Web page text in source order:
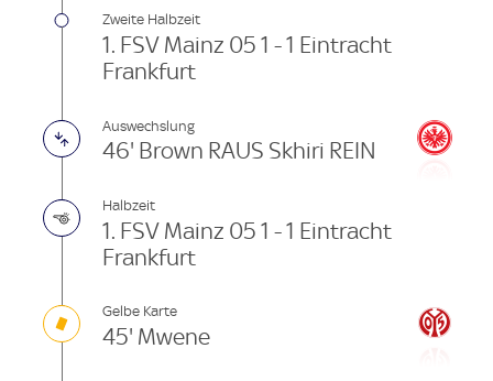
Zweite Halbzeit
1. FSV Mainz 05 1 - 1 Eintracht
Frankfurt
Auswechslung
46' Brown RAUS Skhiri REIN
Halbzeit
1. FSV Mainz 05 1 - 1 Eintracht
Frankfurt
Gelbe Karte
45' Mwene